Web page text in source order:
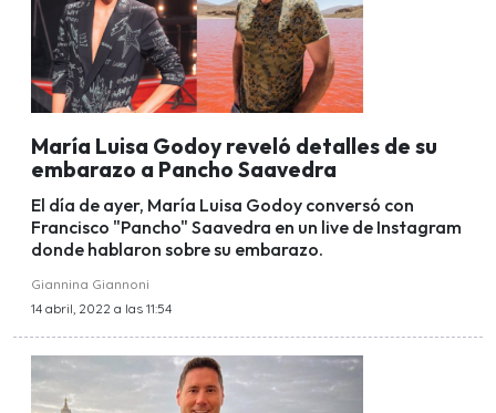
María Luisa Godoy reveló detalles de su
embarazo a Pancho Saavedra
El día de ayer, María Luisa Godoy conversó con
Francisco "Pancho" Saavedra en un live de Instagram
donde hablaron sobre su embarazo.
Giannina Giannoni
14 abril, 2022 a las 11:54